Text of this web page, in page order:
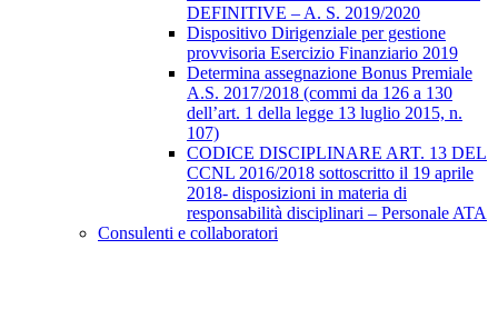
DEFINITIVE – A. S. 2019/2020
Dispositivo Dirigenziale per gestione
provvisoria Esercizio Finanziario 2019
Determina assegnazione Bonus Premiale
A.S. 2017/2018 (commi da 126 a 130
dell’art. 1 della legge 13 luglio 2015, n.
107)
CODICE DISCIPLINARE ART. 13 DEL
CCNL 2016/2018 sottoscritto il 19 aprile
2018- disposizioni in materia di
responsabilità disciplinari – Personale ATA
Consulenti e collaboratori